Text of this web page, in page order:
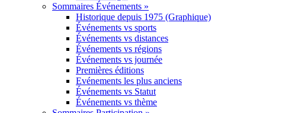
Sommaires Événements »
Historique depuis 1975 (Graphique)
Événements vs sports
Événements vs distances
Événements vs régions
Événements vs journée
Premières éditions
Evénements les plus anciens
Événements vs Statut
Événements vs thème